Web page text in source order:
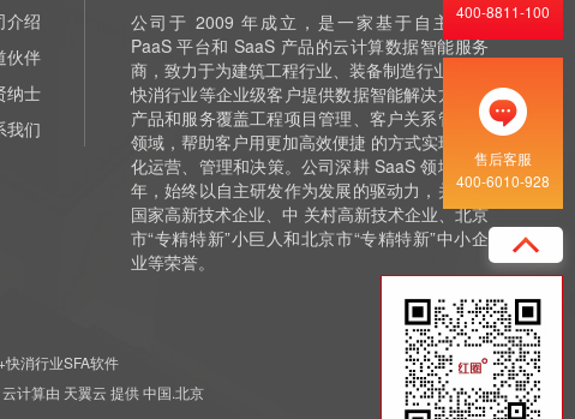
介绍
伙伴
纳士
我们
公司于 2009 年成立，是一家基于自主研发
PaaS 平台和 SaaS 产品的云计算数据智能服务
商，致力于为建筑工程行业、装备制造行业 和泛
快消行业等企业级客户提供数据智能解决方案，
产品和服务覆盖工程项目管理、客户关系管理等
领域，帮助客户用更加高效便捷 的方式实现数字
化运营、管理和决策。公司深耕 SaaS 领域十余
年，始终以自主研发作为发展的驱动力，并获评
国家高新技术企业、中 关村高新技术企业、北京
市“专精特新”小巨人和北京市“专精特新”中小企
业等荣誉。
快消行业SFA软件
计算由 天翼云 提供 中国.北京
400-8811-100
售后客服
400-6010-928